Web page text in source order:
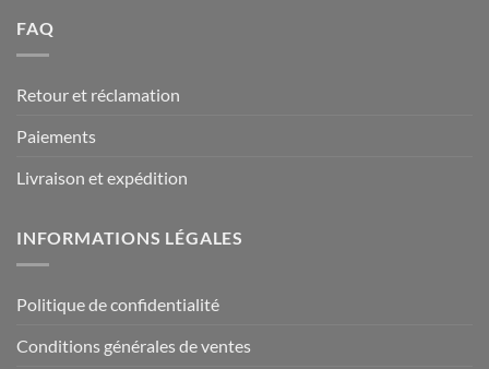
FAQ
Retour et réclamation
Paiements
Livraison et expédition
INFORMATIONS LÉGALES
Politique de confidentialité
Conditions générales de ventes